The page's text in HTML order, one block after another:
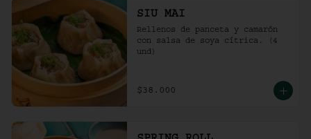
SIU MAI
Rellenos de panceta y camarón
con salsa de soya cítrica. (4
und)
$38.000